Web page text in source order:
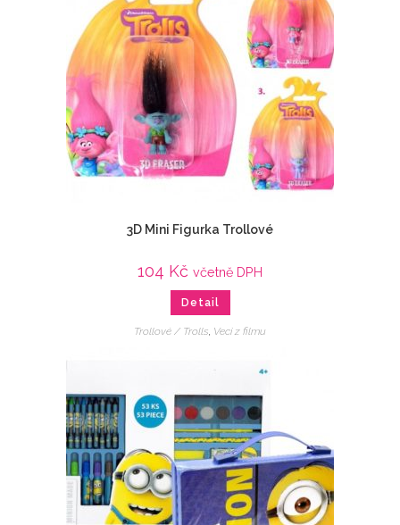
3D Mini Figurka Trollové
104 Kč včetně DPH
Detail
Trollové / Trolls Veci z filmu